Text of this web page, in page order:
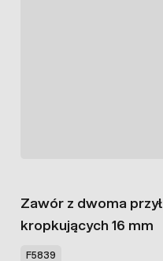
Zawór z dwoma
kropkujących 16 mm
F5839